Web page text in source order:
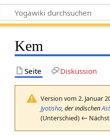
Kem
Seite Diskussion
Version vom 2. Januar
Jyotisha, der indischen
(Unterschied) ←